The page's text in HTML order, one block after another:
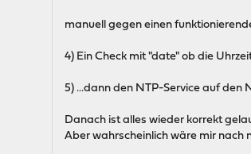
manuell gegen einen
4) Ein Check mit "date" ob die
5) ...dann den NTP-Service auf den
Danach ist alles wieder korrekt
Aber wahrscheinlich wäre mir nach